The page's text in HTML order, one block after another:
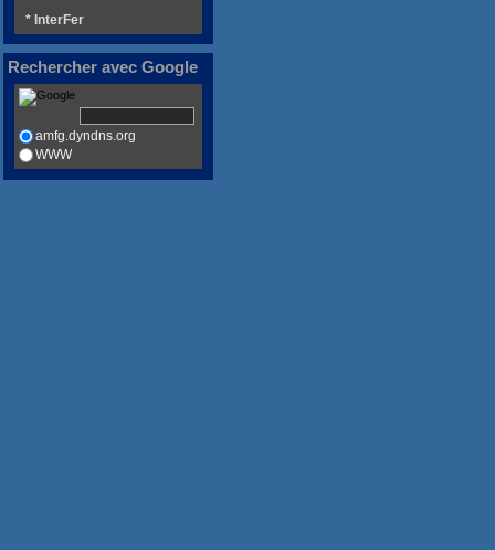
* InterFer
Rechercher avec Google
amfg.dyndns.org
WWW